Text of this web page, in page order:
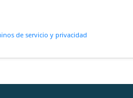
de servicio y privacidad